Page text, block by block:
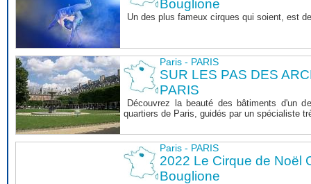
Bouglione
Un des plus fameux cirques qui soient, est
Paris - PARIS
SUR LES PAS DES
PARIS
Découvrez la beauté des bâtiments d'un
quartiers de Paris, guidés par un spécialiste
Paris - PARIS
2022 Le Cirque de Noël
Bouglione